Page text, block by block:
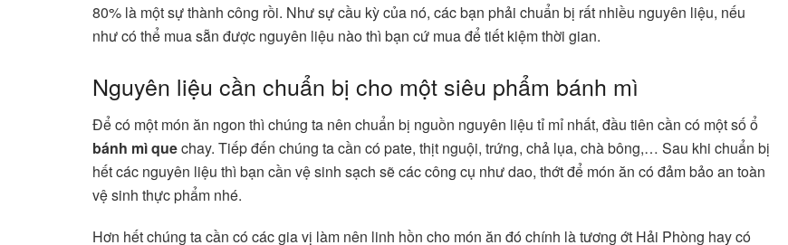
80% là một sự thành công rồi. Như sự cầu kỳ của nó, các bạn phải chuẩn bị rất nhiều nguyên liệu, nếu
như có thể mua sẵn được nguyên liệu nào thì bạn cứ mua để tiết kiệm thời gian.
Nguyên liệu cần chuẩn bị cho một siêu phẩm bánh mì
Để có một món ăn ngon thì chúng ta nên chuẩn bị nguồn nguyên liệu tỉ mỉ nhất, đầu tiên cần có một số ổ
bánh mì quechay. Tiếp đến chúng ta cần có pate, thịt nguội, trứng, chả lụa, chà bông,… Sau khi chuẩn bị
hết các nguyên liệu thì bạn cần vệ sinh sạch sẽ các công cụ như dao, thớt để món ăn có đảm bảo an toàn
vệ sinh thực phẩm nhé.
Hơn hết chúng ta cần có các gia vị làm nên linh hồn cho món ăn đó chính là tương ớt Hải Phòng hay có